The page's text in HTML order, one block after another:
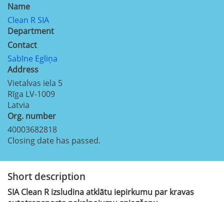
Name
Clean R SIA
Department
Contact
Sabīne Egliņa
Address
Vietalvas iela 5
Rīga LV-1009
Latvia
Org. number
40003682818
Closing date has passed.
Short description
SIA Clean R izsludina atklātu iepirkumu par kravas